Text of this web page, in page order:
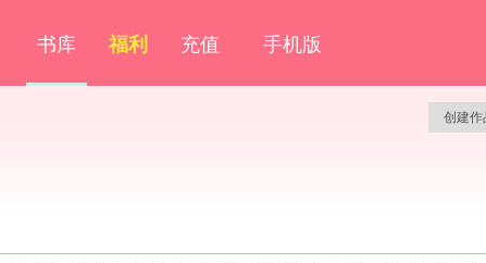
书库 福利 充值 手机版
创建作